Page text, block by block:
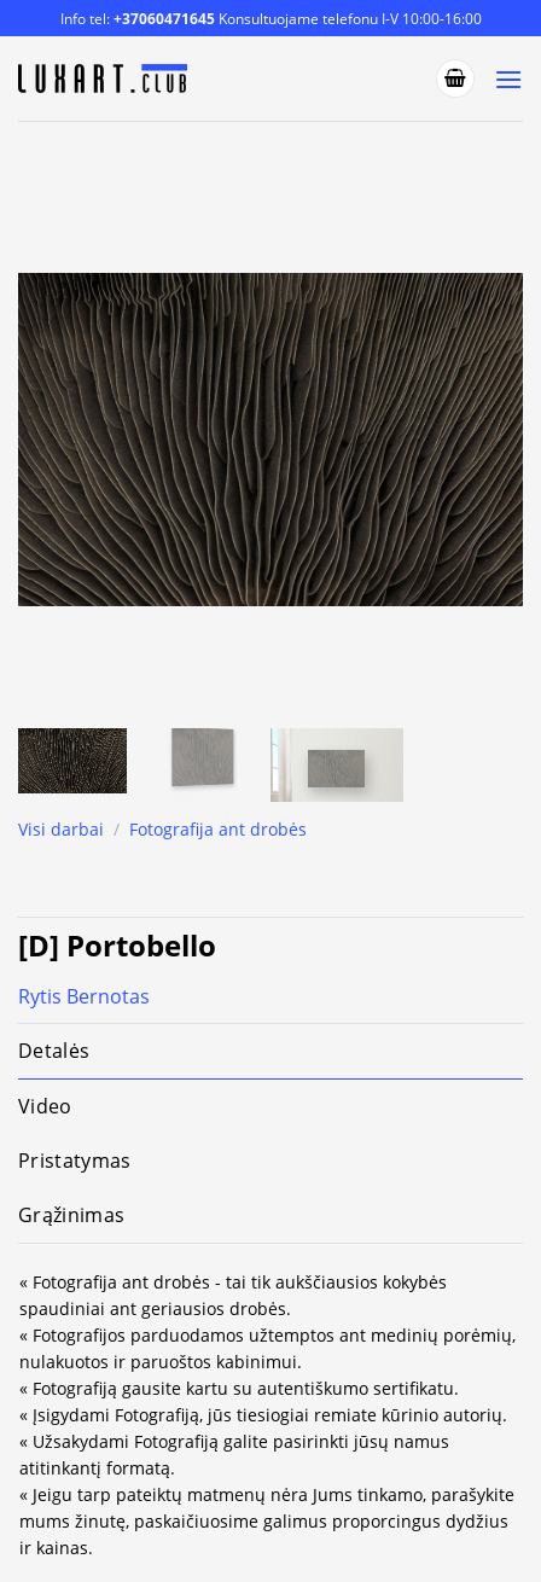
to
content
Info tel:+37060471645Konsultuojame telefonu I-V 10:00-16:00
Visi darbai / Fotografija ant drobės
[D] Portobello
Rytis Bernotas
Detalės
Video
Pristatymas
Grąžinimas
« Fotografija ant drobės - tai tik aukščiausios kokybės
spaudiniai ant geriausios drobės.
« Fotografijos parduodamos užtemptos ant medinių porėmių,
nulakuotos ir paruoštos kabinimui.
« Fotografiją gausite kartu su autentiškumo sertifikatu.
« Įsigydami Fotografiją, jūs tiesiogiai remiate kūrinio autorių.
« Užsakydami Fotografiją galite pasirinkti jūsų namus
atitinkantį formatą.
« Jeigu tarp pateiktų matmenų nėra Jums tinkamo, parašykite
mums žinutę, paskaičiuosime galimus proporcingus dydžius
ir kainas.